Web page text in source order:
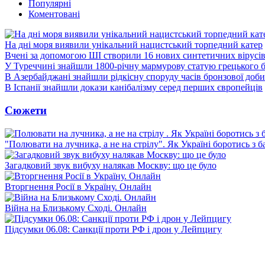
Популярні
Коментовані
На дні моря виявили унікальний нацистський торпедний катер
Вчені за допомогою ШІ створили 16 нових синтетичних вірусів
У Туреччині знайшли 1800-річну мармурову статую грецького
В Азербайджані знайшли рідкісну споруду часів бронзової доби
В Іспанії знайшли докази канібалізму серед перших європейців
Сюжети
"Полювати на лучника, а не на стрілу". Як Україні боротись з
Загадковий звук вибуху налякав Москву: що це було
Вторгнення Росії в Україну. Онлайн
Війна на Близькому Сході. Онлайн
Підсумки 06.08: Санкції проти РФ і дрон у Лейпцигу